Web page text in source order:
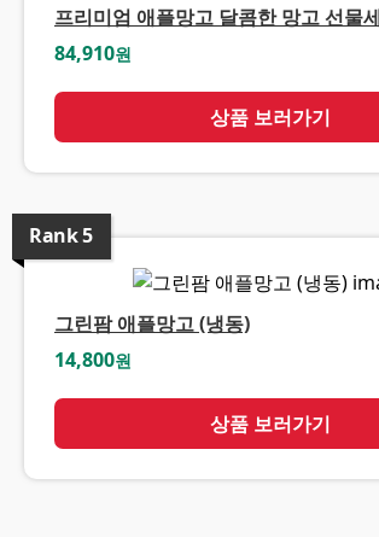
프리미엄 애플망고 달콤한 망고 선물
84,910원
상품 보러가기
Rank5
그린팜 애플망고 (냉동)
14,800원
상품 보러가기